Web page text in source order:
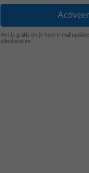
Het is gratis en je kunt e-
uitschakelen